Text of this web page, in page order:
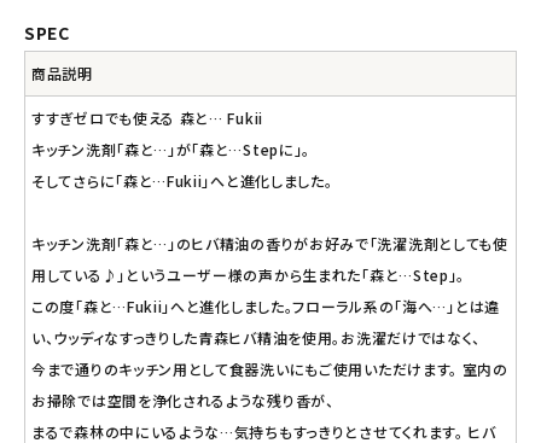
SPEC
商品説明
すすぎゼロでも使える 森と… Fukii
キッチン洗剤「森と…」が「森と…Stepに」。
そしてさらに「森と…Fukii」へと進化しました。
キッチン洗剤「森と…」のヒバ精油の香りがお好みで「洗濯洗剤としても使
用している♪」というユーザー様の声から生まれた「森と…Step」。
この度「森と…Fukii」へと進化しました。フローラル系の「海へ…」とは違
い、ウッディなすっきりした青森ヒバ精油を使用。お洗濯だけではなく、
今まで通りのキッチン用として食器洗いにもご使用いただけます。 室内の
お掃除では空間を浄化されるような残り香が、
まるで森林の中にいるような…気持ちもすっきりとさせてくれます。 ヒバ